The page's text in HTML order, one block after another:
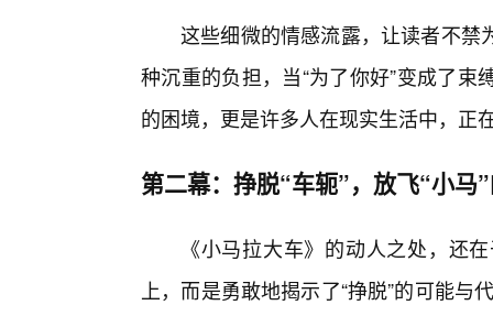
这些细微的情感流露，让读者不禁
种沉重的负担，当“为了你好”变成了
的困境，更是许多人在现实生活中，正
第二幕：挣脱“车轭”，放飞“小马
《小马拉大车》的动人之处，还
上，而是勇敢地揭示了“挣脱”的可能与